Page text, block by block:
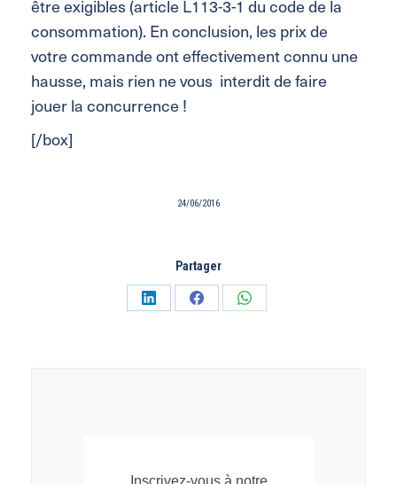
être exigibles (article L113-3-1 du code de la
consommation). En conclusion, les prix de
votre commande ont effectivement connu une
hausse, mais rien ne vous interdit de faire
jouer la concurrence !
[/box]
24/06/2016
Partager
PartagerPartagerPartager